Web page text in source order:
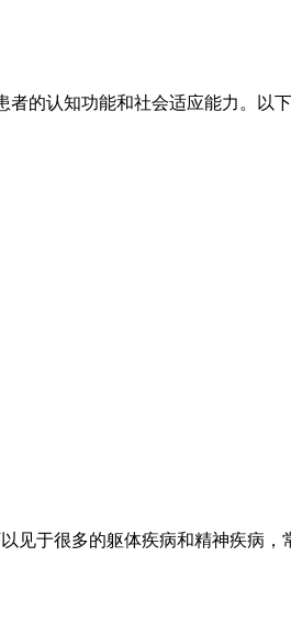
的认知功能和社会适应能力。以
见于很多的躯体疾病和精神疾病